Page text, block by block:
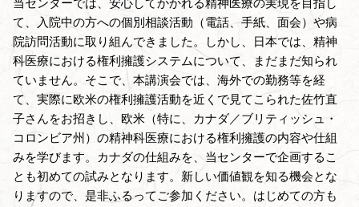
当センターでは、安心してかかれる精神医療の実現を目指し
て、入院中の方への個別相談活動（電話、手紙、面会）や病
院訪問活動に取り組んできました。しかし、日本では、精神
科医療における権利擁護システムについて、まだまだ知られ
ていません。そこで、本講演会では、海外での勤務等を経
て、実際に欧米の権利擁護活動を近くで見てこられた佐竹直
子さんをお招きし、欧米（特に、カナダ／ブリティッシュ・
コロンビア州）の精神科医療における権利擁護の内容や仕組
みを学びます。カナダの仕組みを、当センターで企画するこ
とも初めての試みとなります。新しい価値観を知る機会とな
りますので、是非ふるってご参加ください。はじめての方も